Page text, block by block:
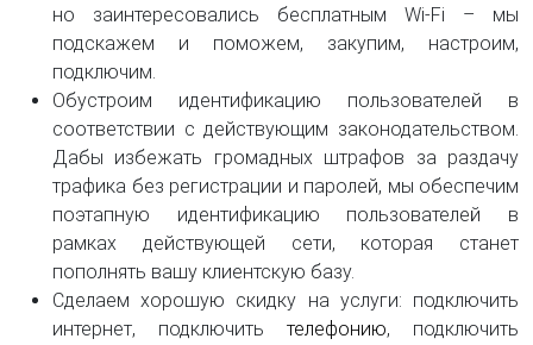
но заинтересовались бесплатным Wi-Fi – мы
подскажем и поможем, закупим, настроим,
подключим.
Обустроим идентификацию пользователей в
соответствии с действующим законодательством.
Дабы избежать громадных штрафов за раздачу
трафика без регистрации и паролей, мы обеспечим
поэтапную идентификацию пользователей в
рамках действующей сети, которая станет
пополнять вашу клиентскую базу.
Сделаем хорошую скидку на услуги: подключить
интернет, подключить телефонию, подключить